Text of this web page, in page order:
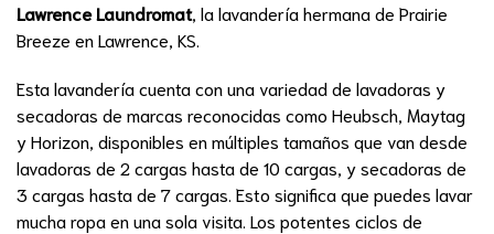
Lawrence Laundromat, la lavandería hermana de Prairie
Breeze en Lawrence, KS.
Esta lavandería cuenta con una variedad de lavadoras y
secadoras de marcas reconocidas como Heubsch, Maytag
y Horizon, disponibles en múltiples tamaños que van desde
lavadoras de 2 cargas hasta de 10 cargas, y secadoras de
3 cargas hasta de 7 cargas. Esto significa que puedes lavar
mucha ropa en una sola visita. Los potentes ciclos de